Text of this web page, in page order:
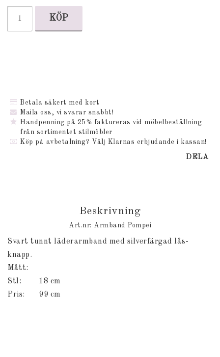
KÖP
Betala säkert med kort
Maila oss, vi svarar snabbt!
Handpenning på 25% faktureras vid möbelbeställning
från sortimentet stilmöbler
Köp på avbetalning? Välj Klarnas erbjudande i kassan!
DELA
Beskrivning
Art.nr: Armband Pompei
Svart tunnt läderarmband med silverfärgad lås-
knapp.
Mått:
Stl: 	18 cm
Pris: 	99 cm